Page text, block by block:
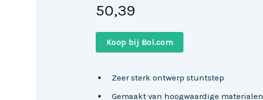
50,39
Koop bij Bol.com
Zeer sterk ontwerp stuntstep
Gemaakt van hoogwaardige materialen